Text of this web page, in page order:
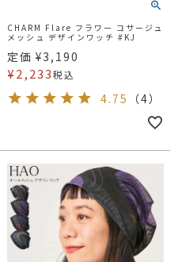
CHARM Flare フラワー コサージュ
メッシュ デザインワッチ #KJ
定価 ¥3,190
¥2,233税込
4.75 （4）